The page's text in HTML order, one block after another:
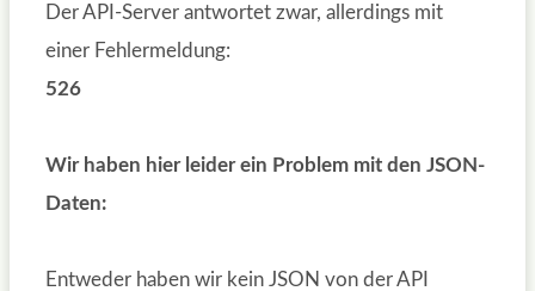
Der API-Server antwortet zwar, allerdings mit
einer Fehlermeldung:
526
Wir haben hier leider ein Problem mit den JSON-
Daten:
Entweder haben wir kein JSON von der API